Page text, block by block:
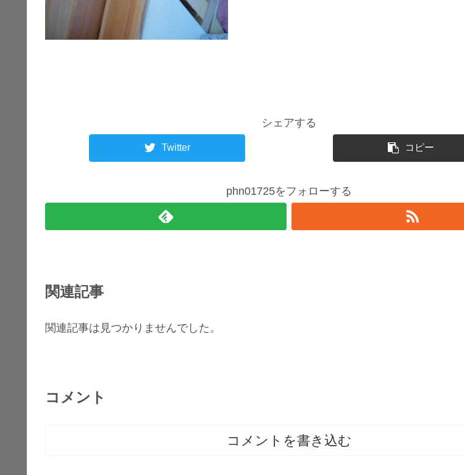
シェアする
Twitter コピー
phn01725をフォローする
関連記事
関連記事は見つかりませんでした。
コメント
コメントを書き込む